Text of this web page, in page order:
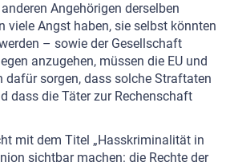
Angehörigen derselben
viele Angst haben, sie selbst könnten
– sowie der Gesellschaft
anzugehen, müssen die EU und
dafür sorgen, dass solche Straftaten
dass die Täter zur Rechenschaft
mit dem Titel „Hasskriminalität in
sichtbar machen: die Rechte der